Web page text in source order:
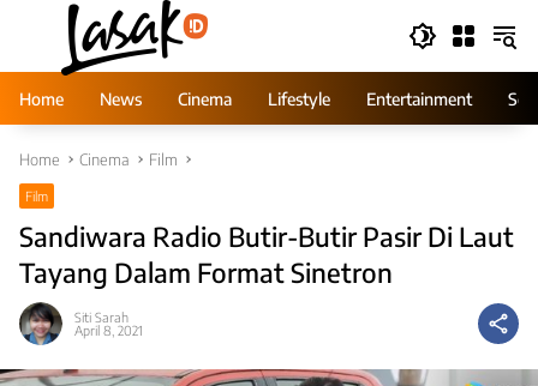
Home
News Cinema Lifestyle Entertainment
Home Cinema Film
Film
Sandiwara Radio Butir-Butir Pasir Di Laut
Tayang Dalam Format Sinetron
Siti Sarah
April 8, 2021